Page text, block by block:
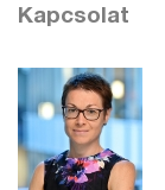
Kapcsolat